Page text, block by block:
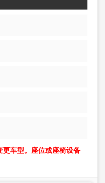
更车型。座位或座椅设备